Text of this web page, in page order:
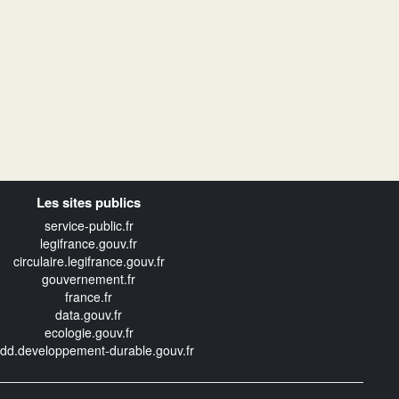
Les sites publics
service-public.fr
legifrance.gouv.fr
circulaire.legifrance.gouv.fr
gouvernement.fr
france.fr
data.gouv.fr
ecologie.gouv.fr
durable.gouv.fr